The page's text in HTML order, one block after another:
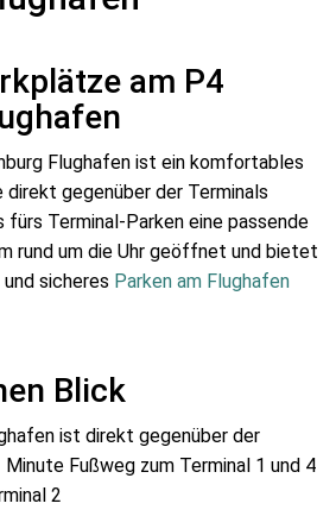
am P4
Flughafen ist ein komfortables
direkt gegenüber der Terminals
fürs Terminal-Parken eine passende
rund um die Uhr geöffnet und bietet
sicheres Parken am Flughafen
Blick
ist direkt gegenüber der
Minute Fußweg zum Terminal 1 und 4
2